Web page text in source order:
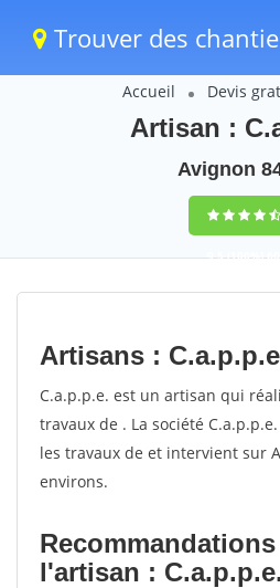
Trouver des
Accueil Devis
Artisan :
Avignon
9,5(100%)60
votes
Artisans :
C.a.p.p.e. est un artisan qui
travaux de . La société
les travaux de et intervient sur
environs.
l'artisan : C.a.p.p.e.